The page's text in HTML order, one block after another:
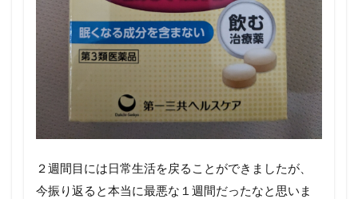
２週間目には日常生活を戻ることができましたが、
今振り返ると本当に最悪な１週間だったなと思いま